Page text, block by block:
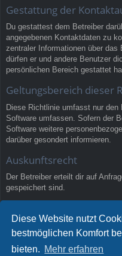
Diese Website nutzt
bestmöglichen Komfort
bieten. Mehr erfahren
Gestattung der
Du gestattest dem Betreiber
angegebenen Kontaktdaten zu
zentraler Informationen über das
dürfen er und andere Benutzer
persönlichen Bereich gestattet
Geltungsbereich dieser
Diese Richtlinie umfasst nur
Software umfassen. Sofern der
Software weitere
darüber gesondert informieren.
Auskunftsrecht
Der Betreiber erteilt dir auf
gespeichert sind.
Du kannst jederzeit die
Kontaktiere hierzu bitte den
Portal Foren-Übersicht